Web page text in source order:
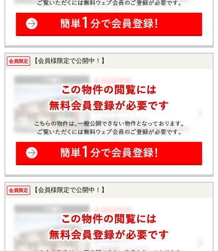
会員限定 【会員様限定で公開中！】
会員限定 【会員様限定で公開中！】